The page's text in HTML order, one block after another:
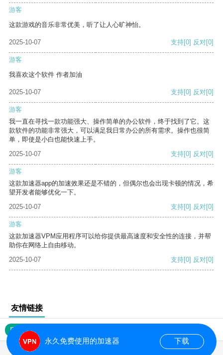
游客
这款游戏的音乐非常优美，听了让人心旷神怡。
2025-10-07 支持[0] 反对[0]
游客
我喜欢这个软件 作者加油
2025-10-07 支持[0] 反对[0]
游客
我一直在寻找一款功能强大、操作简单的办公软件，终于找到了它。这
款软件的功能非常强大，可以满足我日常办公的所有需求。操作也很简
单，即使是小白也能快速上手。
2025-10-07
支持[0] 反对[0]
游客
这款加速器app的加速效果还是不错的，但偶尔也会出现卡顿的情况，希
望开发者能够优化一下。
2025-10-07
支持[0] 反对[0]
游客
这款加速器VPM应用程序可以给你提供最高速度和安全性的连接，并帮
助你在网络上自由移动。
2025-10-07
支持[0] 反对[0]
友情链接
网站地图
永久免费使用的加速器 下载